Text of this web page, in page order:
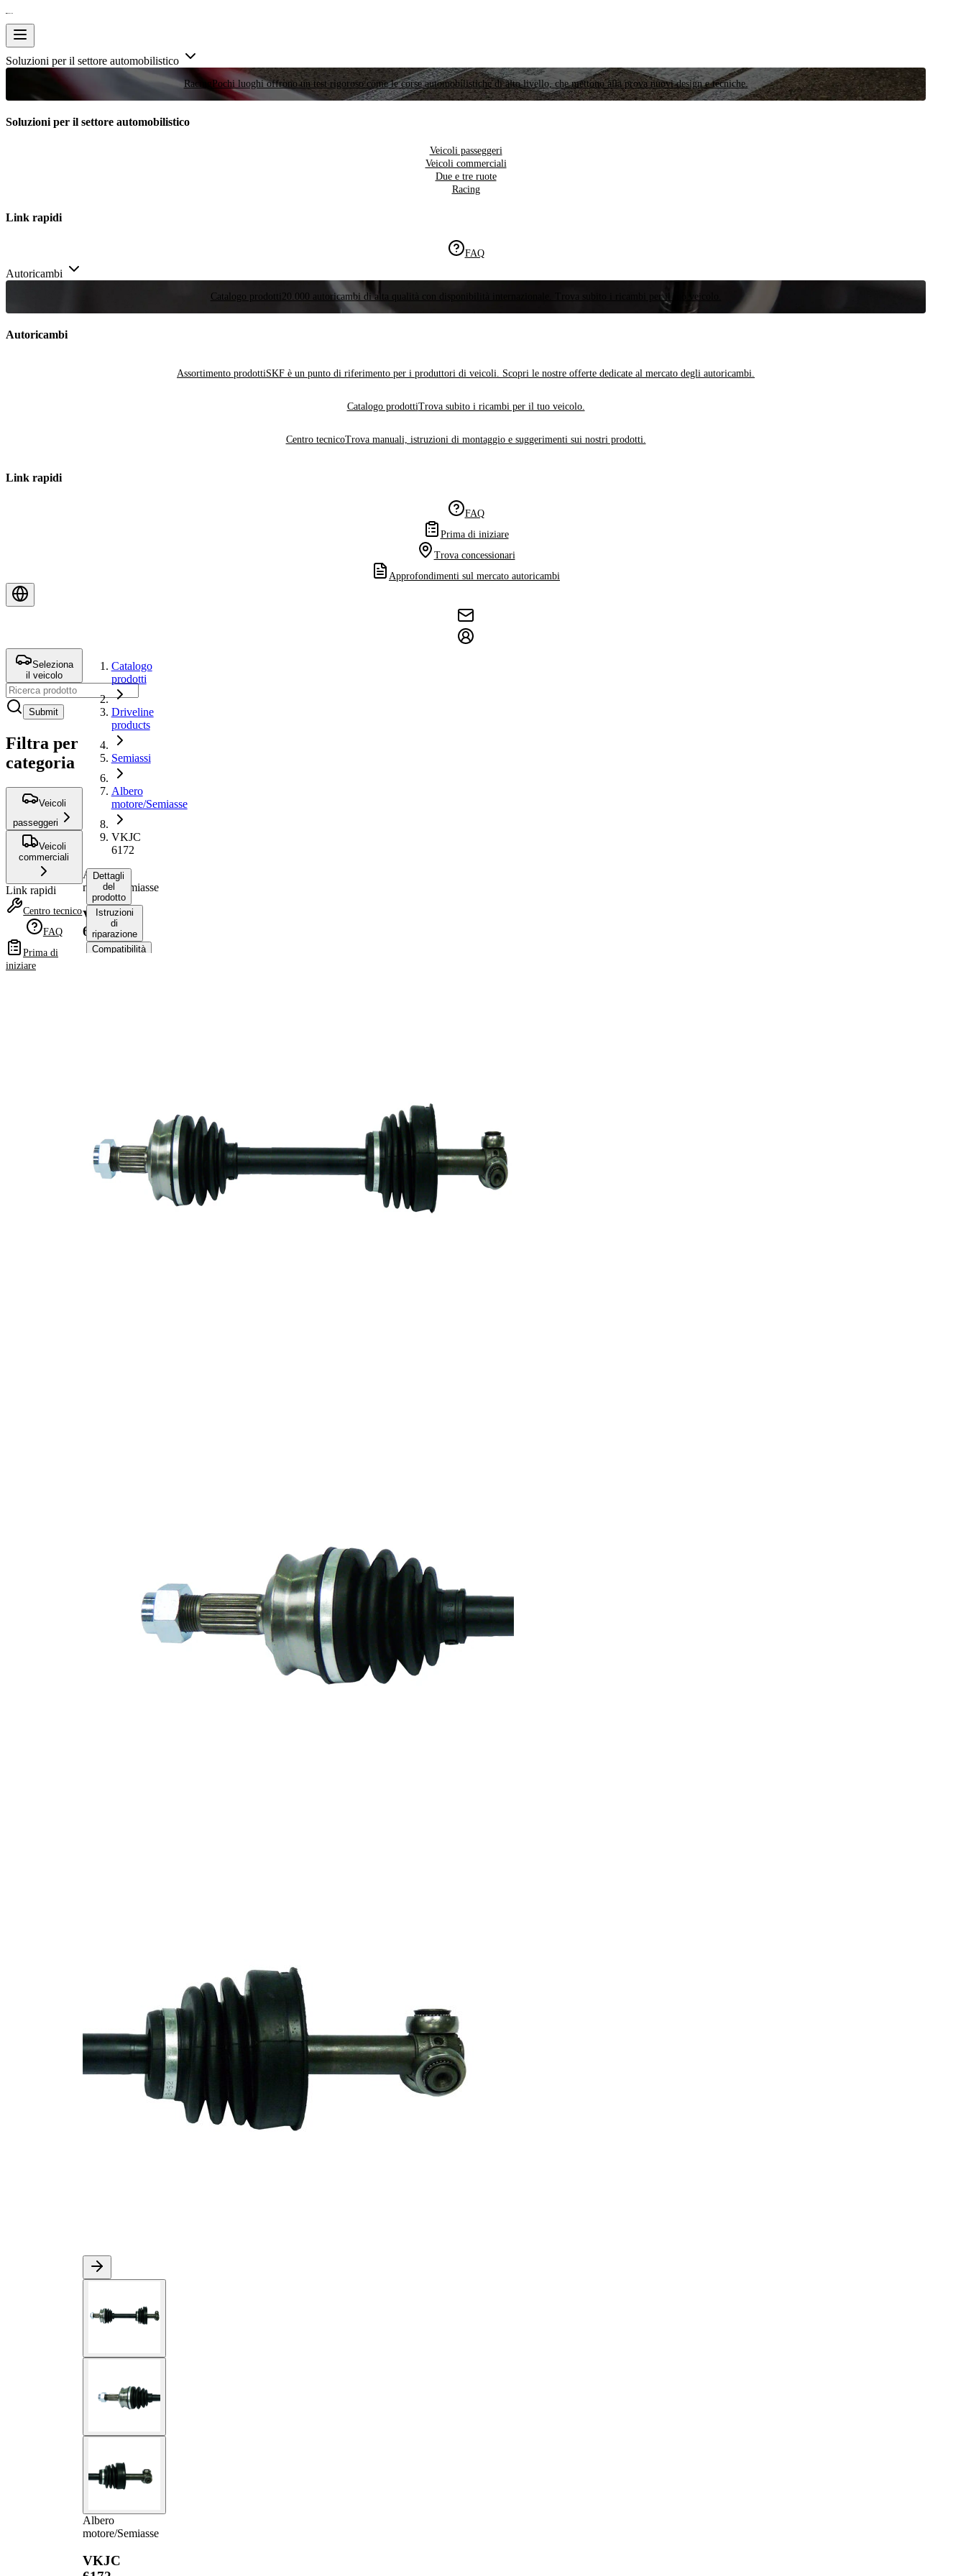
Soluzioni per il settore automobilistico
RacingPochi luoghi offrono un test rigoroso come le corse automobilistiche di alto livello, che mettono alla prova nuovi design e tecniche.
Soluzioni per il settore automobilistico
Veicoli passeggeri
Veicoli commerciali
Due e tre ruote
Racing
Link rapidi
FAQ
Autoricambi
Catalogo prodotti 20.000 autoricambi di alta qualità con disponibilità internazionale. Trova subito i ricambi per il tuo veicolo.
Autoricambi
Assortimento prodottiSKF è un punto di riferimento per i produttori di veicoli. Scopri le nostre offerte dedicate al mercato degli autoricambi.
Catalogo prodottiTrova subito i ricambi per il tuo veicolo.
Centro tecnicoTrova manuali, istruzioni di montaggio e suggerimenti sui nostri prodotti.
Link rapidi
FAQ
Prima di iniziare
Trova concessionari
Approfondimenti sul mercato autoricambi
Seleziona
il veicolo
Submit
Filtra per
categoria
Veicoli
passeggeri
Veicoli
commerciali
Link rapidi
Centro tecnico
FAQ
Prima di
iniziare
Catalogo
prodotti
Driveline
products
Semiassi
Albero
motore/Semiasse
VKJC
6172
Albero
motore/Semiasse
VKJC
6172
Albero
motore/Semiasse
VKJC
Dettagli
del
prodotto
Istruzioni
di
riparazione
Compatibilità
Diametro
fascia
elastica
46 mm
72 mm